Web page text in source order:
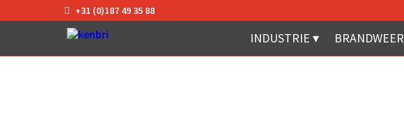
+31 (0)187 49 35 88
INDUSTRIE BRANDWEER